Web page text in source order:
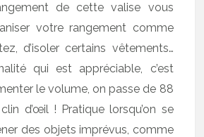
de cette valise vous
votre rangement comme
d’isoler certains vêtements…
qui est appréciable, c’est
le volume, on passe de 88
d’œil ! Pratique lorsqu’on se
des objets imprévus, comme